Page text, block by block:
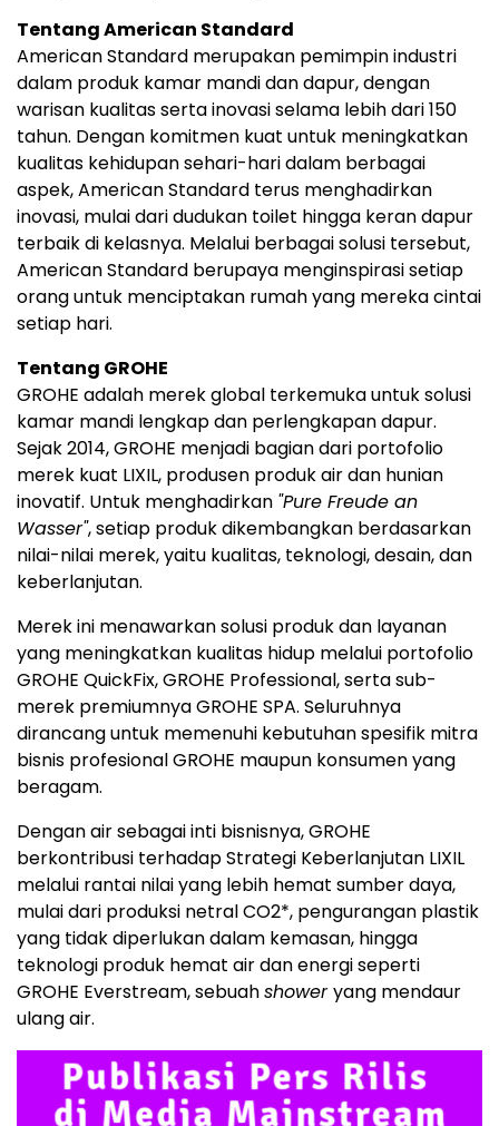
Tentang American Standard
American Standard merupakan pemimpin industri
dalam produk kamar mandi dan dapur, dengan
warisan kualitas serta inovasi selama lebih dari 150
tahun. Dengan komitmen kuat untuk meningkatkan
kualitas kehidupan sehari-hari dalam berbagai
aspek, American Standard terus menghadirkan
inovasi, mulai dari dudukan toilet hingga keran dapur
terbaik di kelasnya. Melalui berbagai solusi tersebut,
American Standard berupaya menginspirasi setiap
orang untuk menciptakan rumah yang mereka cintai
setiap hari.
Tentang GROHE
GROHE adalah merek global terkemuka untuk solusi
kamar mandi lengkap dan perlengkapan dapur.
Sejak 2014, GROHE menjadi bagian dari portofolio
merek kuat LIXIL, produsen produk air dan hunian
inovatif. Untuk menghadirkan "Pure Freude an
Wasser", setiap produk dikembangkan berdasarkan
nilai-nilai merek, yaitu kualitas, teknologi, desain, dan
keberlanjutan.
Merek ini menawarkan solusi produk dan layanan
yang meningkatkan kualitas hidup melalui portofolio
GROHE QuickFix, GROHE Professional, serta sub-
merek premiumnya GROHE SPA. Seluruhnya
dirancang untuk memenuhi kebutuhan spesifik mitra
bisnis profesional GROHE maupun konsumen yang
beragam.
Dengan air sebagai inti bisnisnya, GROHE
berkontribusi terhadap Strategi Keberlanjutan LIXIL
melalui rantai nilai yang lebih hemat sumber daya,
mulai dari produksi netral CO2*, pengurangan plastik
yang tidak diperlukan dalam kemasan, hingga
teknologi produk hemat air dan energi seperti
GROHE Everstream, sebuahshoweryang mendaur
ulang air.